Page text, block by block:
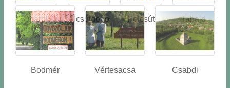
Óbarok
Alcsútdobo
z
Felcsút Tabajd
Bodmér Vértesacsa Csabdi